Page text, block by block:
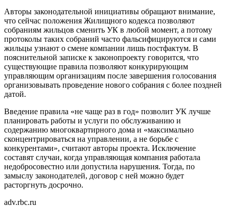
Авторы законодательной инициативы обращают внимание,
что сейчас положения Жилищного кодекса позволяют
собраниям жильцов сменить УК в любой момент, а потому
протоколы таких собраний часто фальсифицируются и сами
жильцы узнают о смене компании лишь постфактум. В
пояснительной записке к законопроекту говорится, что
существующие правила позволяют конкурирующим
управляющим организациям после завершения голосования
организовывать проведение нового собрания с более поздней
датой.
Введение правила «не чаще раз в год» позволит УК лучше
планировать работы и услуги по обслуживанию и
содержанию многоквартирного дома и «максимально
сконцентрироваться на управлении, а не борьбе с
конкурентами», считают авторы проекта. Исключение
составят случаи, когда управляющая компания работала
недобросовестно или допустила нарушения. Тогда, по
замыслу законодателей, договор с ней можно будет
расторгнуть досрочно.
adv.rbc.ru